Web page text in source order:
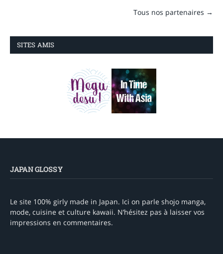
Tous nos partenaires →
SITES AMIS
JAPAN GLOSSY
Le site 100% girly made in Japan. Ici on parle shojo manga,
mode, cuisine et culture kawaii. N’hésitez pas à laisser vos
impressions en commentaires.